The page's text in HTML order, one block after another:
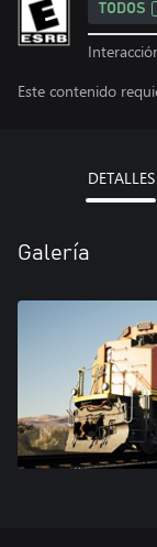
TODOS
Este contenido
DETALLES
Galería